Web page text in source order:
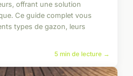
offrant une solution
Ce guide complet vous
types de gazon, leurs
5 min de lecture →